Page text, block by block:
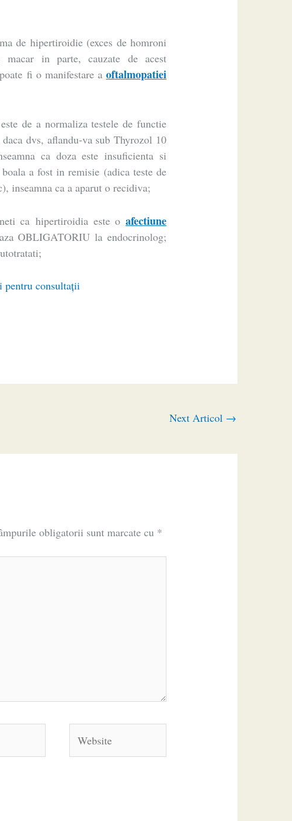
de hipertiroidie (exces de homroni
macar in parte, cauzate de acest
fi o manifestare a oftalmopatiei
de a normaliza testele de functie
dvs, aflandu-va sub Thyrozol 10
ca doza este insuficienta si
a fost in remisie (adica teste de
inseamna ca a aparut o recidiva;
ca hipertiroidia este o afectiune
OBLIGATORIU la endocrinolog;
pentru consultaţii
Next Articol →
obligatorii sunt marcate cu *